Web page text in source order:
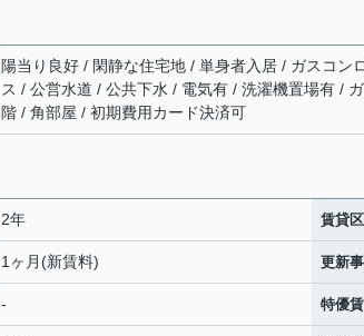
陽当り良好 / 閑静な住宅地 / 単身者入居 / ガスコ
ス / 公営水道 / 公共下水 / 電気有 / 洗濯機置場有 /
階 / 角部屋 / 初期費用カード決済可
2年 賃貸
1ヶ月(新賃料) 更新
- 特優賃